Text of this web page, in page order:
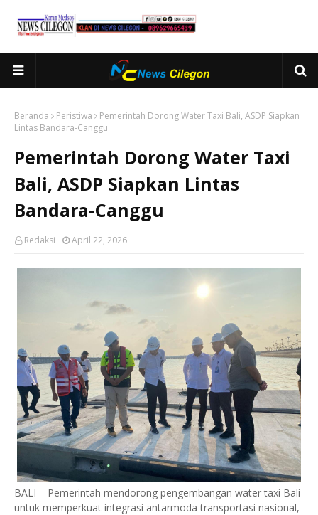
Beranda Peristiwa
Pemerintah Dorong Water Taxi Bali, ASDP Siapkan
Lintas Bandara-Canggu
Pemerintah Dorong Water Taxi
Bali, ASDP Siapkan Lintas
Bandara-Canggu
Redaksi April 22, 2026
BALI – Pemerintah mendorong pengembangan water taxi Bali
untuk memperkuat integrasi antarmoda transportasi nasional,